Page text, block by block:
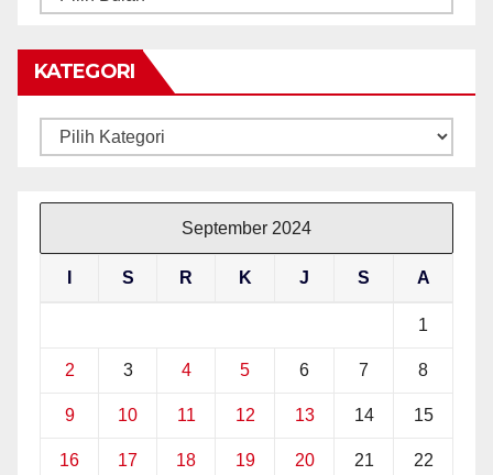
KATEGORI
Kategori
September 2024
S R K J S A
1
2 3 4 5 6 7 8
9 10 11 12 13 14 15
16 17 18 19 20 21 22